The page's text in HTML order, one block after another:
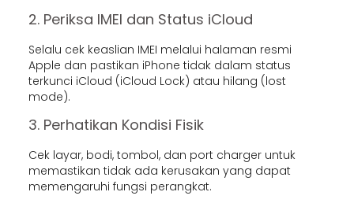
2. Periksa IMEI dan Status iCloud
Selalu cek keaslian IMEI melalui halaman resmi
Apple dan pastikan iPhone tidak dalam status
terkunci iCloud (iCloud Lock) atau hilang (lost
mode).
3. Perhatikan Kondisi Fisik
Cek layar, bodi, tombol, dan port charger untuk
memastikan tidak ada kerusakan yang dapat
memengaruhi fungsi perangkat.